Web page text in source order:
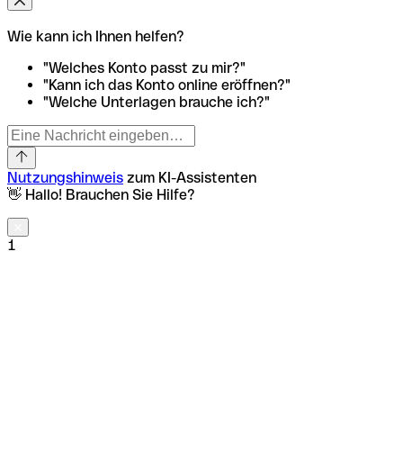
Wie kann ich Ihnen helfen?
"Welches Konto passt zu mir?"
"Kann ich das Konto online eröffnen?"
"Welche Unterlagen brauche ich?"
Nutzungshinweis zum KI-Assistenten
👋 Hallo! Brauchen Sie Hilfe?
1